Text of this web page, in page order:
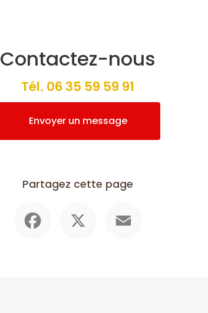
Contactez-nous
Tél. 06 35 59 59 91
Envoyer un message
Partagez cette page